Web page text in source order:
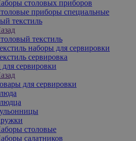
столовых приборов
приборы специальные
текстиль
текстиль
наборы для сервировки
сервировка
сервировки
для сервировки
столовые
салатников